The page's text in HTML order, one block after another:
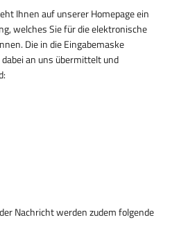
Ihnen auf unserer Homepage ein
welches Sie für die elektronische
Die in die Eingabemaske
an uns übermittelt und
Nachricht werden zudem folgende